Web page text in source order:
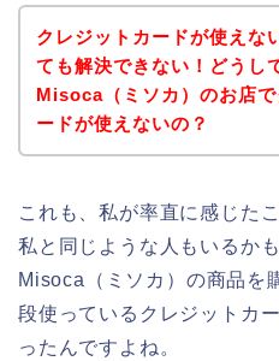
クレジットカードが使えな
ても解決できない！どうし
Misoca（ミソカ）のお店
ードが使えないの？
これも、私が率直に感じた
私と同じような人もいるか
Misoca（ミソカ）の商品を
段使っているクレジットカ
ったんですよね。